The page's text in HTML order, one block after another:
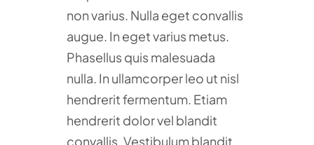
non varius. Nulla eget convallis
augue. In eget varius metus.
Phasellus quis malesuada
nulla. In ullamcorper leo ut nisl
hendrerit fermentum. Etiam
hendrerit dolor vel blandit
convallis. Vestibulum blandit